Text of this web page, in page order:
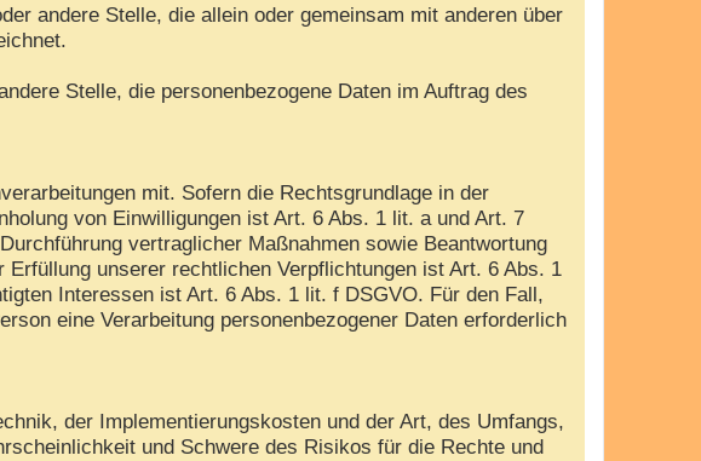
andere Stelle, die allein oder gemeinsam mit anderen über
Stelle, die personenbezogene Daten im Auftrag des
mit. Sofern die Rechtsgrundlage in der
von Einwilligungen ist Art. 6 Abs. 1 lit. a und Art. 7
vertraglicher Maßnahmen sowie Beantwortung
unserer rechtlichen Verpflichtungen ist Art. 6 Abs. 1
Interessen ist Art. 6 Abs. 1 lit. f DSGVO. Für den Fall,
eine Verarbeitung personenbezogener Daten erforderlich
der Implementierungskosten und der Art, des Umfangs,
und Schwere des Risikos für die Rechte und